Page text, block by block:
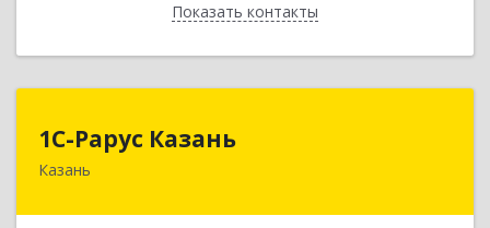
Показать контакты
Назад
1С-Рарус Казань
Казань
420088, Татарстан Респ, Казань г, Победы пр-